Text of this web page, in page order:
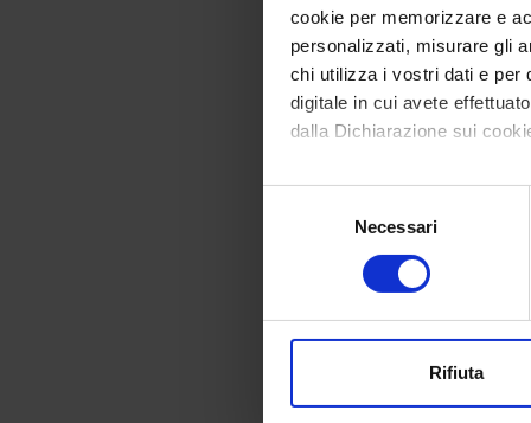
cookie per memorizzare e
personalizzati, misurare gli
chi utilizza i vostri dati e per
digitale in cui avete
dalla Dichiarazione sui
Con il tuo consenso,
raccogliere
digitali).
modificare o ritirare il tuo
Necessari
Rifiuta
Id